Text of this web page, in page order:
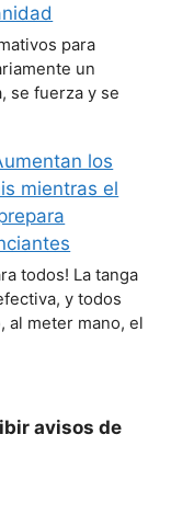
para
un
se fuerza y se
los
mientras el
todos! La tanga
y todos
al meter mano, el
avisos de